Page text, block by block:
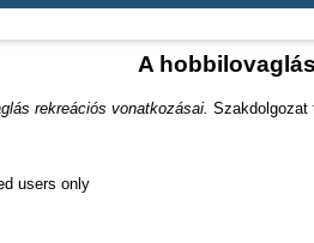
A
rekreációs vonatkozásai. Szakdolgozat
users only